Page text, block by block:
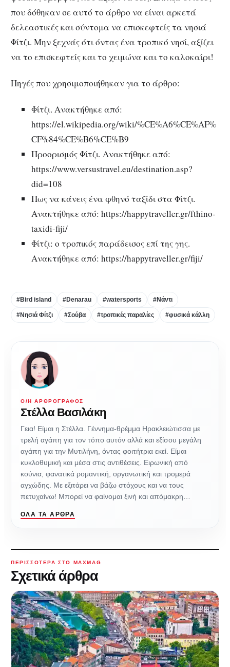
που δόθηκαν σε αυτό το άρθρο να είναι αρκετά
δελεαστικές και σύντομα να επισκεφτείς τα νησιά
Φίτζι. Μην ξεχνάς ότι όντας ένα τροπικό νησί, αξίζει
να το επισκεφτείς και το χειμώνα και το καλοκαίρι!
Πηγές που χρησιμοποιήθηκαν για το άρθρο:
Φίτζι. Ανακτήθηκε από:
https://el.wikipedia.org/wiki/%CE%A6%CE%AF%
CF%84%CE%B6%CE%B9
Προορισμός Φίτζι. Ανακτήθηκε από:
https://www.versustravel.eu/destination.asp?
did=108
Πως να κάνεις ένα φθηνό ταξίδι στα Φίτζι.
Ανακτήθηκε από: https://happytraveller.gr/fthino-
taxidi-fiji/
Φίτζι: o τροπικός παράδεισος επί της γης.
Ανακτήθηκε από: https://happytraveller.gr/fiji/
#Bird island #Denarau #watersports #Νάντι
#Νησιά Φίτζι #Σούβα #τροπικές παραλίες #φυσικά κάλλη
Ο/Η ΑΡΘΡΟΓΡΆΦΟΣ
Στέλλα Βασιλάκη
Γεια! Είμαι η Στέλλα. Γέννημα-θρέμμα Ηρακλειώτισσα με
τρελή αγάπη για τον τόπο αυτόν αλλά και εξίσου μεγάλη
αγάπη για την Μυτιλήνη, όντας φοιτήτρια εκεί. Είμαι
κυκλοθυμική και μέσα στις αντιθέσεις. Ειρωνική από
κούνια, φανατικά ρομαντική, οργανωτική και τρομερά
αγχώδης. Με εξιτάρει να βάζω στόχους και να τους
πετυχαίνω! Μπορεί να φαίνομαι ξινή και απόμακρη…
ΌΛΑ ΤΑ ΆΡΘΡΑ
ΠΕΡΙΣΣΌΤΕΡΑ ΣΤΟ MAXMAG
Σχετικά άρθρα